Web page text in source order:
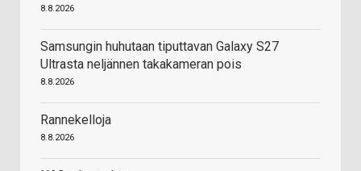
8.8.2026
Samsungin huhutaan tiputtavan Galaxy S27
Ultrasta neljännen takakameran pois
8.8.2026
Rannekelloja
8.8.2026